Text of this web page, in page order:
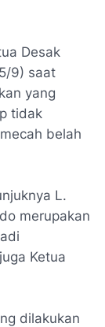
Desak
9) saat
yang
tidak
belah
L.
merupakan
Ketua
dilakukan